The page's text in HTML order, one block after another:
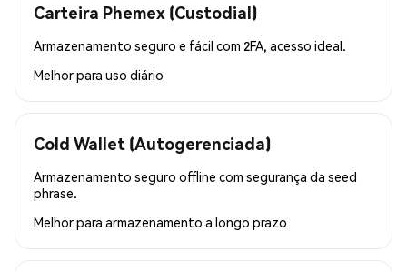
Carteira Phemex (Custodial)
Armazenamento seguro e fácil com 2FA, acesso ideal.
Melhor para uso diário
Cold Wallet (Autogerenciada)
Armazenamento seguro offline com segurança da seed
phrase.
Melhor para armazenamento a longo prazo